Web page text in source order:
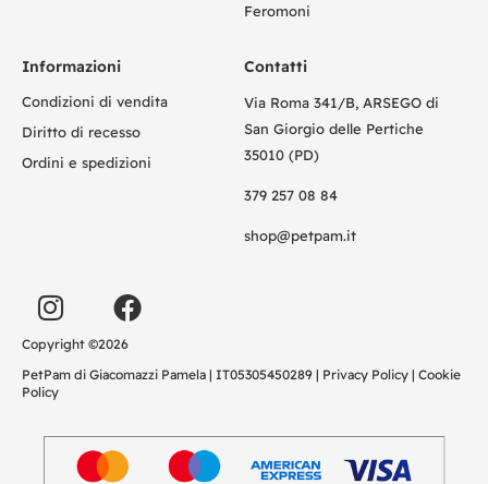
Feromoni
Informazioni
Condizioni di vendita
Diritto di recesso
Ordini e spedizioni
Contatti
Via Roma 341/B, ARSEGO di
San Giorgio delle Pertiche
35010 (PD)
379 257 08 84
shop@petpam.it
Copyright ©2026
PetPam di Giacomazzi Pamela | IT05305450289 | Privacy Policy | Cookie
Policy